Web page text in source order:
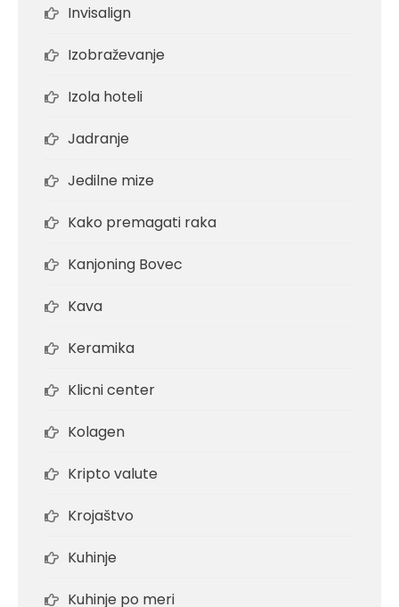
Invisalign
Izobraževanje
Izola hoteli
Jadranje
Jedilne mize
Kako premagati raka
Kanjoning Bovec
Kava
Keramika
Klicni center
Kolagen
Kripto valute
Krojaštvo
Kuhinje
Kuhinje po meri